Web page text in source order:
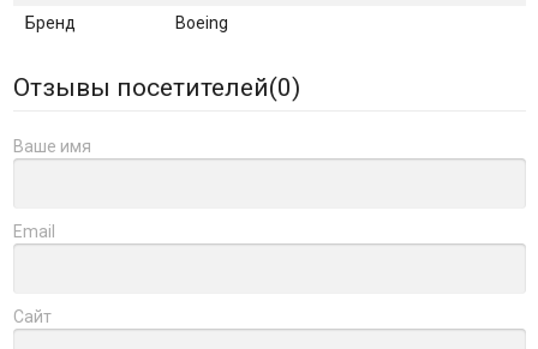
Бренд
Boeing
Отзывы посетителей(0)
Ваше имя
Email
Сайт